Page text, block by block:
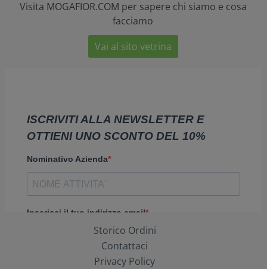
Visita MOGAFIOR.COM per sapere chi siamo e cosa
facciamo
Vai al sito vetrina
Storico Ordini
Contattaci
Privacy Policy